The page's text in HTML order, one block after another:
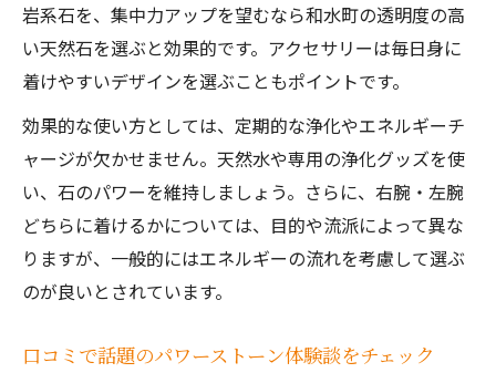
岩系石を、集中力アップを望むなら和水町の透明度の高
い天然石を選ぶと効果的です。アクセサリーは毎日身に
着けやすいデザインを選ぶこともポイントです。
効果的な使い方としては、定期的な浄化やエネルギーチ
ャージが欠かせません。天然水や専用の浄化グッズを使
い、石のパワーを維持しましょう。さらに、右腕・左腕
どちらに着けるかについては、目的や流派によって異な
りますが、一般的にはエネルギーの流れを考慮して選ぶ
のが良いとされています。
口コミで話題のパワーストーン体験談をチェック